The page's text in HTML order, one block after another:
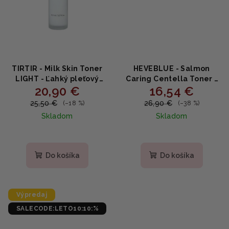
TIRTIR - Milk Skin Toner
LIGHT - Ľahký pleťový
toner s ryžovým
extraktom 150ml
20,90 €
25,50 € (–18 %)
Skladom
produktu
hviezdičiek.
Do košíka
HEVEBLUE - Salmon
Caring Centella Toner -
Upokojujúci pleťový
toner s extraktom
pupočníka ázijského
200ml
16,54 €
26,90 € (–38 %)
Skladom
produktu
Do košíka
Výpredaj
SALECODE:LETO10:10:%